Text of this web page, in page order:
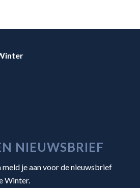
NIEUWSBRIEF
je aan voor de nieuwsbrief
Winter.